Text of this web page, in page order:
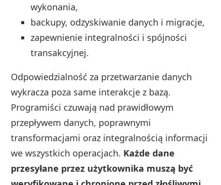
wykonania,
backupy, odzyskiwanie danych i migracje,
zapewnienie integralności i spójności
transakcyjnej.
Odpowiedzialność za przetwarzanie danych
wykracza poza same interakcje z bazą.
Programiści czuwają nad prawidłowym
przepływem danych, poprawnymi
transformacjami oraz integralnością informacji
we wszystkich operacjach. Każde dane
przesyłane przez użytkownika muszą być